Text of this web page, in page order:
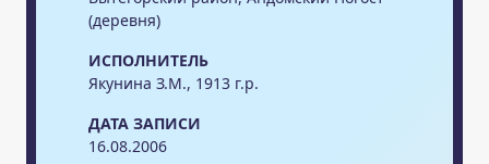
(деревня)
ИСПОЛНИТЕЛЬ
Якунина З.М., 1913 г.р.
ДАТА ЗАПИСИ
16.08.2006